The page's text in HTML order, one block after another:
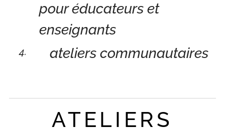
pour éducateurs et
enseignants
ateliers communautaires
ATELIERS